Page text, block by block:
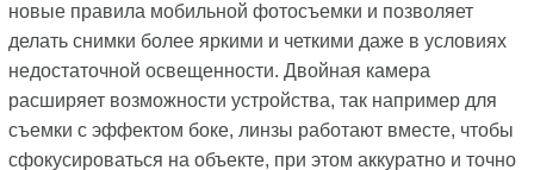
новые правила мобильной фотосъемки и позволяет
делать снимки более яркими и четкими даже в условиях
недостаточной освещенности. Двойная камера
расширяет возможности устройства, так например для
съемки с эффектом боке, линзы работают вместе, чтобы
сфокусироваться на объекте, при этом аккуратно и точно